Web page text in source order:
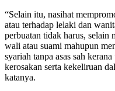
“Selain itu, nasihat
atau terhadap lelaki dan
perbuatan tidak harus, selain
wali atau suami mahupun
syariah tanpa asas sah
kerosakan serta kekeliruan
katanya.